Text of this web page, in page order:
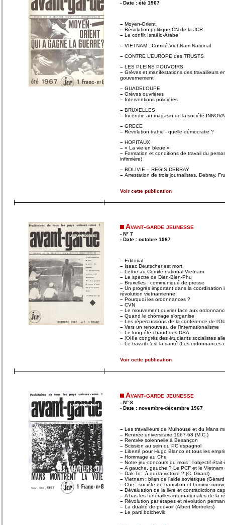
- Date : été 1967
– Moyen-Orient
– Résolution politique CN de la JCR
– Le conflit Israëlo-Arabe
– VIETNAM : Comité Viet-Nam National
– CONTRE L’EUROPE des TRUSTS
– LES PLEINS POUVOIRS
– Grèves et manifestations des travailleurs
gouvernement
– GUADELOUPE
– Grèves ouvrières
– Interventions policières
– BRUXELLES
– Incendie au magasin de la société
– GRECE
– Révolution trahie - quelle démocratie ?
– HOPITAUX
– « La vie en bleue »
– Formation et conditions de travail du
infirmière)
– BOLIVIE – REGIS DEBRAY
– Arrestation de trois journalistes, Debray,
Voir cette publication
Avant-garde jeunesse
- N° 7
- Date : octobre 1967
– Editorial
– Isaac Deutscher est mort
– Lettre au Comité national Vietnam
– Le spectre de Dien-Bien-Phu
– Bruxelles : communiqué de presse
– Un progrès important dans la coordination
révolution vietnamienne
– Pourquoi les ordonnances ?
– CVN
– Le mouvement ouvrier face aux
– Quand le chômage s’organise
– Les répercussions de la conférence de
– Vers un renouveau de l’internationalisme
– Le long été chaud des USA
– XXIIe congrès des étudiants socialistes
– Le travail c’est la santé (Les ordonnances
Voir cette publication
Avant-garde jeunesse
- N° 8
- Date : novembre-décembre 1967
– Les travailleurs de Mulhouse et du Mans
– Rentrée universitaire 1967-68 (M.C.)
– Rentrée solennelle à Besançon
– Scission au sein du PC espagnol
– Liberté pour Hugo Blanco et tous les
– Hommage au Che
– Notre jeu-concours du mois : l’objectif
– A gauche, gauche ? Le PCF et le Vietnam
– Dak-To : à qui la victoire ? (C. Girard)
– Vietnam : bilan de l’aide soviétique
– Che : société de transition et homme
– Dévaluation de la livre et contradictions
– A bas les funérailles internationales de la
– Révolution par étapes et révolution
– La dualité de pouvoir (Albert Mortreles)
– Le parti bolchevik